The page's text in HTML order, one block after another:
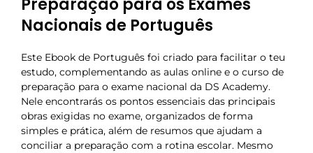
Preparação para os Exames
Nacionais de Português
Este Ebook de Português foi criado para facilitar o teu
estudo, complementando as aulas online e o curso de
preparação para o exame nacional da DS Academy.
Nele encontrarás os pontos essenciais das principais
obras exigidas no exame, organizados de forma
simples e prática, além de resumos que ajudam a
conciliar a preparação com a rotina escolar. Mesmo